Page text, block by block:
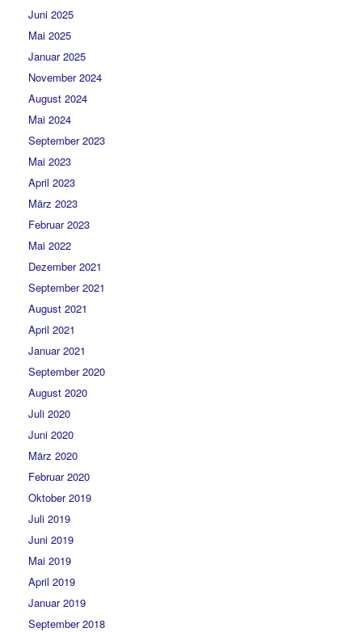
Juni 2025
Mai 2025
Januar 2025
November 2024
August 2024
Mai 2024
September 2023
Mai 2023
April 2023
März 2023
Februar 2023
Mai 2022
Dezember 2021
September 2021
August 2021
April 2021
Januar 2021
September 2020
August 2020
Juli 2020
Juni 2020
März 2020
Februar 2020
Oktober 2019
Juli 2019
Juni 2019
Mai 2019
April 2019
Januar 2019
September 2018